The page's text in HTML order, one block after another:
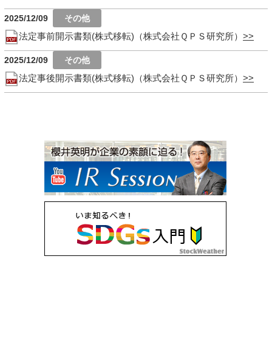
2025/12/09
法定事前開示書類(株式移転)（株式会社ＱＰＳ研究所）
2025/12/09
法定事後開示書類(株式移転)（株式会社ＱＰＳ研究所）